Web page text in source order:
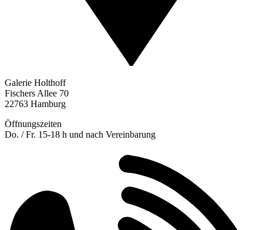
Galerie Holthoff
Fischers Allee 70
22763 Hamburg
Öffnungszeiten
Do. / Fr. 15-18 h und nach Vereinbarung